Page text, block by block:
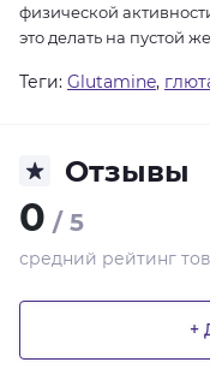
физической
это делать на пустой
Теги: Glutamine,
Отзывы
0 / 5
средний рейтинг
+